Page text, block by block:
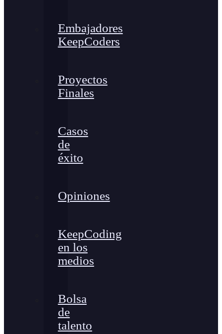
Embajadores
KeepCoders
Proyectos
Finales
Casos
de
éxito
Opiniones
KeepCoding
en los
medios
Bolsa
de
talento